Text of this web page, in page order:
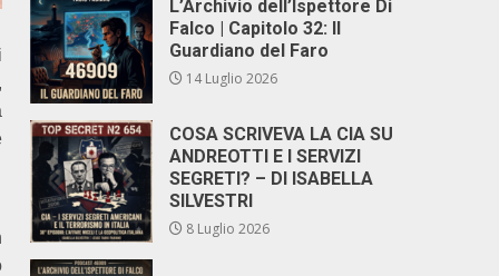
L’Archivio dell’Ispettore Di
Falco | Capitolo 32: Il
Guardiano del Faro
14 Luglio 2026
COSA SCRIVEVA LA CIA SU
ANDREOTTI E I SERVIZI
SEGRETI? – DI ISABELLA
SILVESTRI
8 Luglio 2026